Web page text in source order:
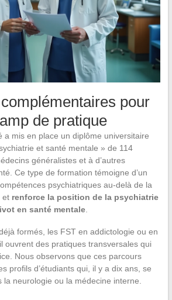
pour
de pratique
a mis en place un diplôme universitaire
et santé mentale » de 114
généralistes et à d’autres
Ce type de formation témoigne d’un
psychiatriques au-delà de la
et renforce la position de la psychiatrie
en santé mentale.
formés, les FST en addictologie ou en
ouvrent des pratiques transversales qui
Nous observons que ces parcours
profils d’étudiants qui, il y a dix ans, se
la neurologie ou la médecine interne.